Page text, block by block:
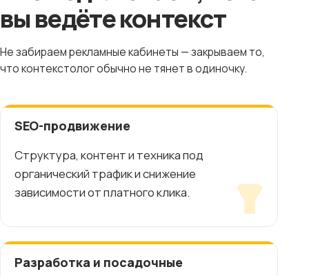
вы ведёте контекст
Не забираем рекламные кабинеты — закрываем то,
что контекстолог обычно не тянет в одиночку.
SEO-продвижение
Структура, контент и техника под
органический трафик и снижение
зависимости от платного клика.
Разработка и посадочные